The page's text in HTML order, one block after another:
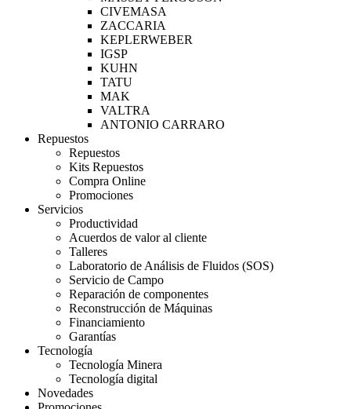
CIVEMASA
ZACCARIA
KEPLERWEBER
IGSP
KUHN
TATU
MAK
VALTRA
ANTONIO CARRARO
Repuestos
Repuestos
Kits Repuestos
Compra Online
Promociones
Servicios
Productividad
Acuerdos de valor al cliente
Talleres
Laboratorio de Análisis de Fluidos (SOS)
Servicio de Campo
Reparación de componentes
Reconstrucción de Máquinas
Financiamiento
Garantías
Tecnología
Tecnología Minera
Tecnología digital
Novedades